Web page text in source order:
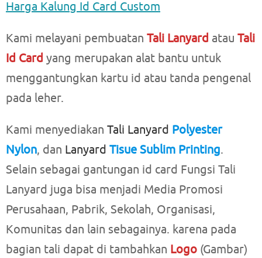
Harga Kalung Id Card Custom
Kami melayani pembuatan Tali Lanyard atau Tali
Id Card yang merupakan alat bantu untuk
menggantungkan kartu id atau tanda pengenal
pada leher.
Kami menyediakan Tali Lanyard Polyester
Nylon, dan Lanyard Tisue Sublim Printing.
Selain sebagai gantungan id card Fungsi Tali
Lanyard juga bisa menjadi Media Promosi
Perusahaan, Pabrik, Sekolah, Organisasi,
Komunitas dan lain sebagainya. karena pada
bagian tali dapat di tambahkan Logo (Gambar)